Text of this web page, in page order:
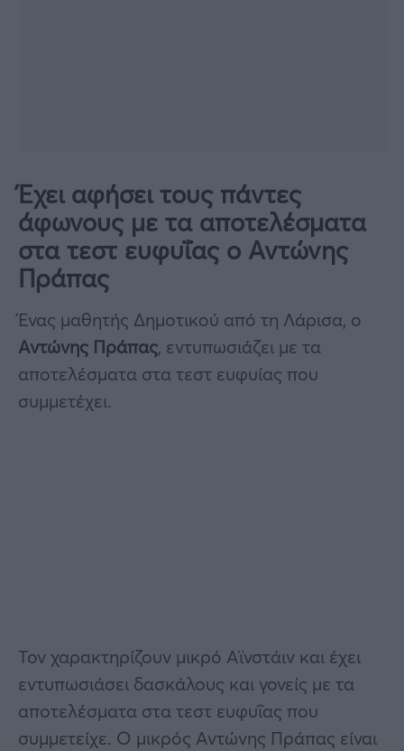
Έχει αφήσει τους πάντες
άφωνους με τα αποτελέσματα
στα τεστ ευφυΐας ο Αντώνης
Πράπας
Ένας μαθητής Δημοτικού από τη Λάρισα, ο
Αντώνης Πράπας, εντυπωσιάζει με τα
αποτελέσματα στα τεστ ευφυίας που
συμμετέχει.
Τον χαρακτηρίζουν μικρό Αϊνστάιν και έχει
εντυπωσιάσει δασκάλους και γονείς με τα
αποτελέσματα στα τεστ ευφυΐας που
συμμετείχε. Ο μικρός Αντώνης Πράπας είναι